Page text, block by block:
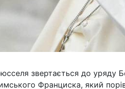
звертається до уряду
Франциска, який